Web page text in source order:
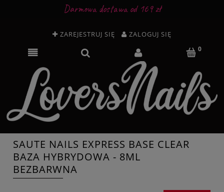
Darmowa dostawa od 169 zł
ZAREJESTRUJ SIĘ ZALOGUJ SIĘ
SAUTE NAILS EXPRESS BASE CLEAR
BAZA HYBRYDOWA - 8ML
BEZBARWNA